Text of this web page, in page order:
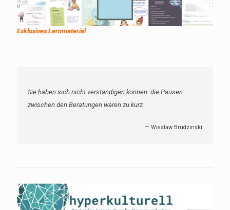
Exklusives Lernmaterial
Sie haben sich nicht verständigen können: die Pausen
zwischen den Beratungen waren zu kurz.
—Wieslaw Brudzinski